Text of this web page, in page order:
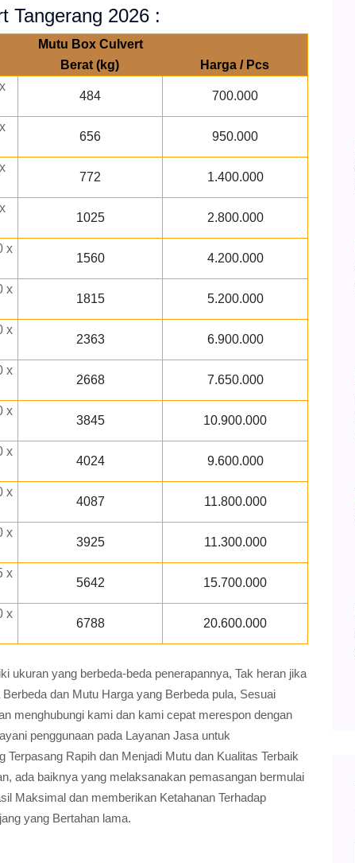
Tangerang 2026 :
Mutu Box Culvert
Berat (kg)
Harga / Pcs
484 700.000
656 950.000
772 1.400.000
1025 2.800.000
x
1560 4.200.000
x
1815 5.200.000
x
2363 6.900.000
x
2668 7.650.000
x
3845 10.900.000
x
4024 9.600.000
x
4087 11.800.000
x
3925 11.300.000
x
5642 15.700.000
x
6788 20.600.000
ukuran yang berbeda-beda penerapannya, Tak heran jika
dan Mutu Harga yang Berbeda pula, Sesuai
menghubungi kami dan kami cepat merespon dengan
penggunaan pada Layanan Jasa untuk
Rapih dan Menjadi Mutu dan Kualitas Terbaik
ada baiknya yang melaksanakan pemasangan bermulai
Maksimal dan memberikan Ketahanan Terhadap
yang Bertahan lama.